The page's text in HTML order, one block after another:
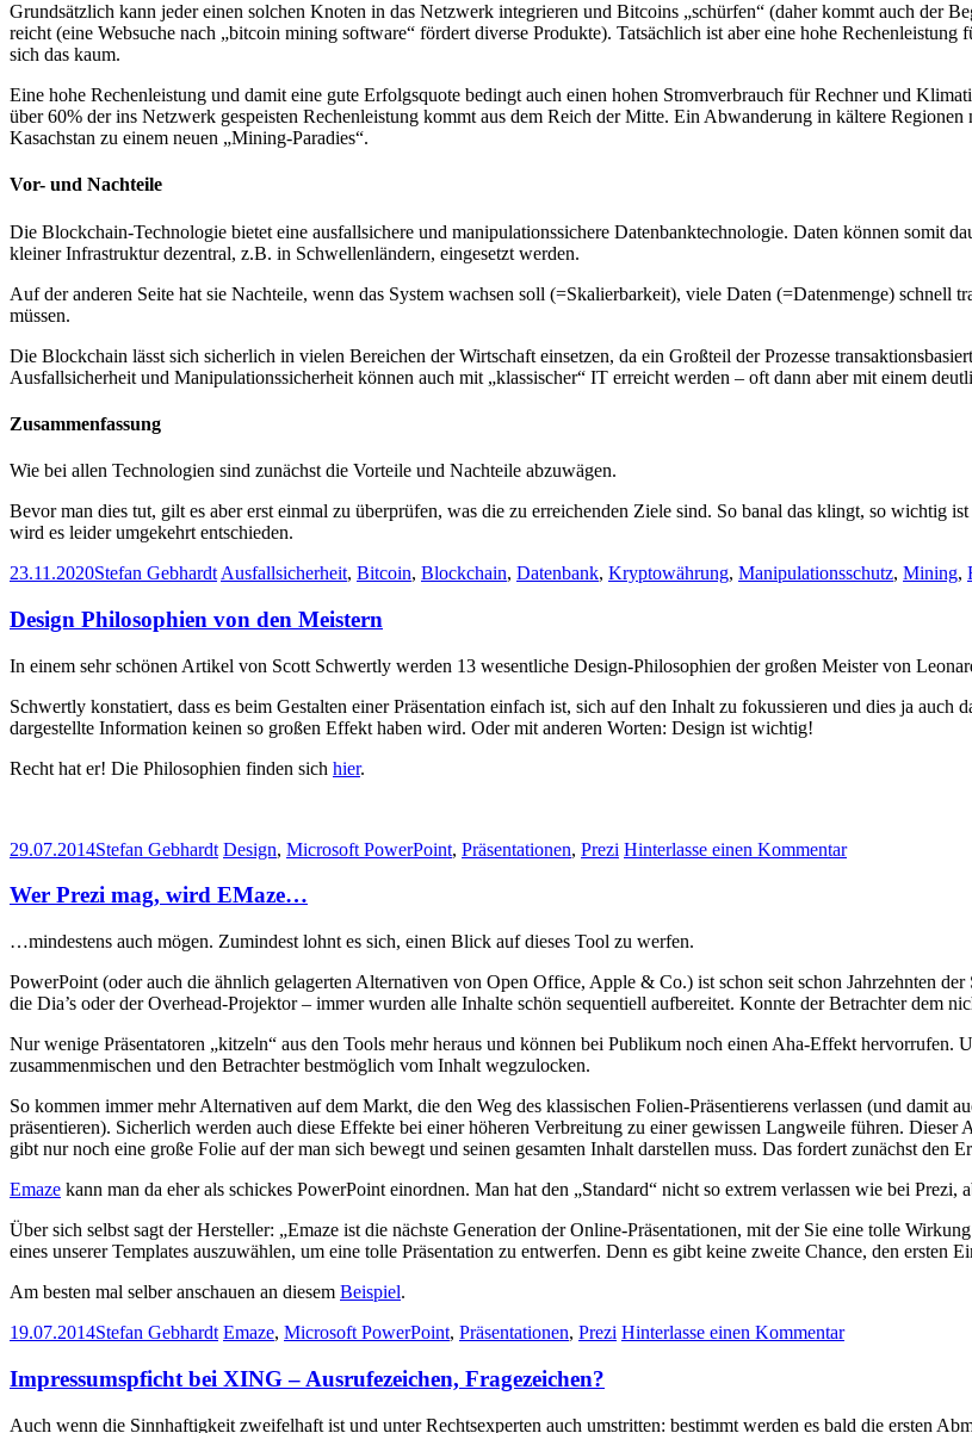
Grundsätzlich kann jeder einen solchen Knoten in das Netzwerk integrieren und Bitcoins „schürfen“ (daher kommt auch der
reicht (eine Websuche nach „bitcoin mining software“ fördert diverse Produkte). Tatsächlich ist aber eine hohe
sich das kaum.
Eine hohe Rechenleistung und damit eine gute Erfolgsquote bedingt auch einen hohen Stromverbrauch für Rechner und
über 60% der ins Netzwerk gespeisten Rechenleistung kommt aus dem Reich der Mitte. Ein Abwanderung in kältere
Kasachstan zu einem neuen „Mining-Paradies“.
Vor- und Nachteile
Die Blockchain-Technologie bietet eine ausfallsichere und manipulationssichere Datenbanktechnologie. Daten können somit
kleiner Infrastruktur dezentral, z.B. in Schwellenländern, eingesetzt werden.
Auf der anderen Seite hat sie Nachteile, wenn das System wachsen soll (=Skalierbarkeit), viele Daten (=Datenmenge) schnell
müssen.
Die Blockchain lässt sich sicherlich in vielen Bereichen der Wirtschaft einsetzen, da ein Großteil der Prozesse
Ausfallsicherheit und Manipulationssicherheit können auch mit „klassischer“ IT erreicht werden – oft dann aber mit einem
Zusammenfassung
Wie bei allen Technologien sind zunächst die Vorteile und Nachteile abzuwägen.
Bevor man dies tut, gilt es aber erst einmal zu überprüfen, was die zu erreichenden Ziele sind. So banal das klingt, so wichtig
wird es leider umgekehrt entschieden.
23.11.2020Stefan Gebhardt Ausfallsicherheit, Bitcoin, Blockchain, Datenbank, Kryptowährung, Manipulationsschutz, Mining,
Design Philosophien von den Meistern
In einem sehr schönen Artikel von Scott Schwertly werden 13 wesentliche Design-Philosophien der großen Meister von
Schwertly konstatiert, dass es beim Gestalten einer Präsentation einfach ist, sich auf den Inhalt zu fokussieren und dies ja auch
dargestellte Information keinen so großen Effekt haben wird. Oder mit anderen Worten: Design ist wichtig!
Recht hat er! Die Philosophien finden sich hier.
29.07.2014Stefan Gebhardt Design, Microsoft PowerPoint, Präsentationen, Prezi Hinterlasse einen Kommentar
Wer Prezi mag, wird EMaze…
…mindestens auch mögen. Zumindest lohnt es sich, einen Blick auf dieses Tool zu werfen.
PowerPoint (oder auch die ähnlich gelagerten Alternativen von Open Office, Apple & Co.) ist schon seit schon Jahrzehnten
die Dia’s oder der Overhead-Projektor – immer wurden alle Inhalte schön sequentiell aufbereitet. Konnte der Betrachter dem
Nur wenige Präsentatoren „kitzeln“ aus den Tools mehr heraus und können bei Publikum noch einen Aha-Effekt
zusammenmischen und den Betrachter bestmöglich vom Inhalt wegzulocken.
So kommen immer mehr Alternativen auf dem Markt, die den Weg des klassischen Folien-Präsentierens verlassen (und damit
präsentieren). Sicherlich werden auch diese Effekte bei einer höheren Verbreitung zu einer gewissen Langweile führen. Dieser
gibt nur noch eine große Folie auf der man sich bewegt und seinen gesamten Inhalt darstellen muss. Das fordert zunächst den
Emaze kann man da eher als schickes PowerPoint einordnen. Man hat den „Standard“ nicht so extrem verlassen wie bei
Über sich selbst sagt der Hersteller: „Emaze ist die nächste Generation der Online-Präsentationen, mit der Sie eine tolle
eines unserer Templates auszuwählen, um eine tolle Präsentation zu entwerfen. Denn es gibt keine zweite Chance, den ersten
Am besten mal selber anschauen an diesem Beispiel.
19.07.2014Stefan Gebhardt Emaze, Microsoft PowerPoint, Präsentationen, Prezi Hinterlasse einen Kommentar
Impressumspficht bei XING – Ausrufezeichen, Fragezeichen?
Auch wenn die Sinnhaftigkeit zweifelhaft ist und unter Rechtsexperten auch umstritten: bestimmt werden es bald die ersten